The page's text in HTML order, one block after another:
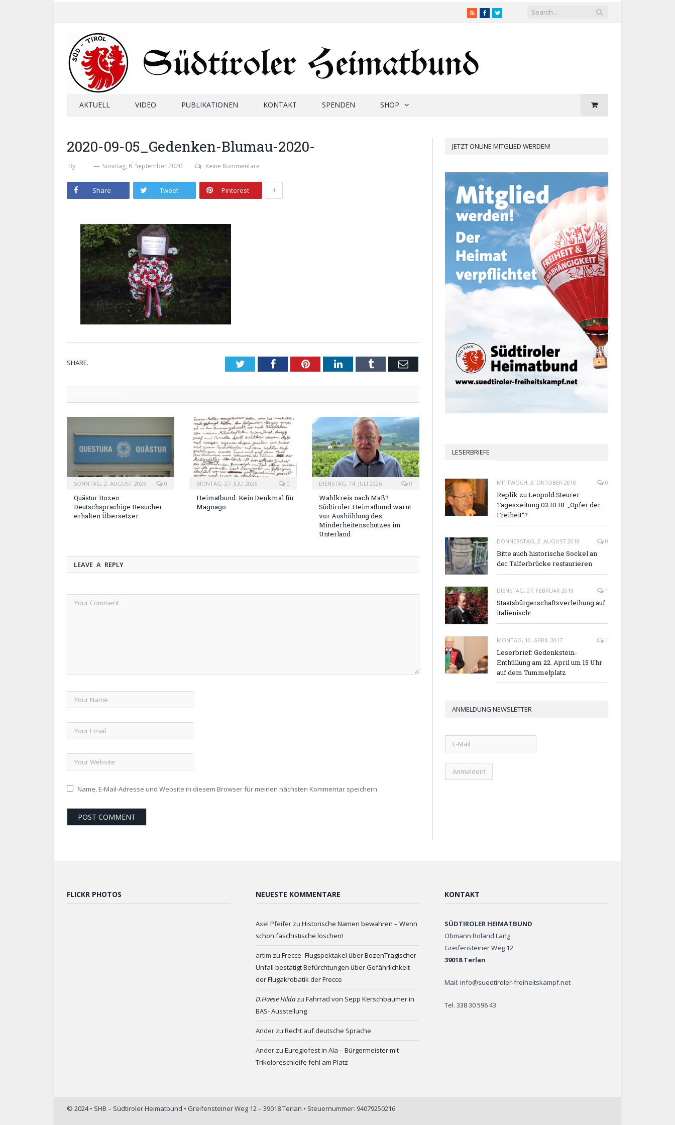
RSSFacebookTwitter
AKTUELL VIDEO PUBLIKATIONEN KONTAKT SPENDEN SHOP
2020-09-05_Gedenken-Blumau-2020-
By Sonntag, 6. September 2020 Keine Kommentare
Share Tweet Pinterest +
SHARE. TwitterFacebookPinterestLinkedInTumblr Email
SONNTAG, 2. AUGUST 2026 0
Quästur Bozen:
Deutschsprachige Besucher
erhalten Übersetzer
MONTAG, 27. JULI 2026 0
Heimatbund: Kein Denkmal für
Magnago
DIENSTAG, 14. JULI 2026 0
Wahlkreis nach Maß?
Südtiroler Heimatbund warnt
vor Aushöhlung des
Minderheitenschutzes im
Unterland
LEAVE A REPLY
Name, E-Mail-Adresse und Website in diesem Browser für meinen nächsten Kommentar speichern.
JETZT ONLINE MITGLIED WERDEN!
LESERBRIEFE
MITTWOCH, 3. OKTOBER 2018 0
Replik zu Leopold Steurer
Tageszeitung 02.10.18: „Opfer der
Freiheit“?
DONNERSTAG, 2. AUGUST 2018 0
Bitte auch historische Sockel an
der Talferbrücke restaurieren
DIENSTAG, 27. FEBRUAR 2018 1
Staatsbürgerschaftsverleihung auf
italienisch!
MONTAG, 10. APRIL 2017 1
Leserbrief: Gedenkstein-
Enthüllung am 22. April um 15 Uhr
auf dem Tummelplatz
ANMELDUNG NEWSLETTER
FLICKR PHOTOS NEUESTE KOMMENTARE
Axel Pfeifer zu Historische Namen bewahren – Wenn
schon faschistische löschen!
artim zu Frecce- Flugspektakel über BozenTragischer
Unfall bestätigt Befürchtungen über Gefährlichkeit
der Flugakrobatik der Frecce
D.Haese Hilda zu Fahrrad von Sepp Kerschbaumer in
BAS- Ausstellung
Ander zu Recht auf deutsche Sprache
Ander zu Euregiofest in Ala – Bürgermeister mit
Trikoloreschleife fehl am Platz
KONTAKT
SÜDTIROLER HEIMATBUND
Obmann Roland Lang
Greifensteiner Weg 12
39018 Terlan
Mail: info@suedtiroler-freiheitskampf.net
Tel. 338 30 596 43
© 2024 • SHB – Südtiroler Heimatbund • Greifensteiner Weg 12 – 39018 Terlan • Steuernummer: 94079250216